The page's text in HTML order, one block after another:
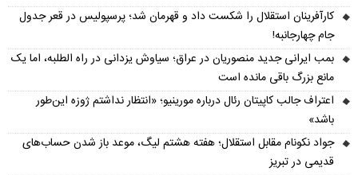
کارآفرینان استقلال را شکست داد و قهرمان شد؛ پرسپولیس در قعر جدول
جام چهارجانبه!
بمب ایرانی جدید منصوریان در عراق؛ سیاوش یزدانی در راه الطلبه، اما یک
مانع بزرگ باقی مانده است
اعتراف جالب کاپیتان رئال درباره مورینیو؛ «انتظار نداشتم ژوزه این‌طور
باشد»
جواد نکونام مقابل استقلال؛ هفته هشتم لیگ، موعد باز شدن حساب‌های
قدیمی در تبریز